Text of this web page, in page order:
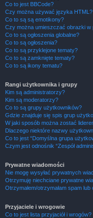
Co to jest BBCode?
Czy można używać języka HTML?
Co to są są emotikony?
Czy można umieszczać obrazki w
Co to są ogłoszenia globalne?
Co to są ogłoszenia?
Co to są przyklejone tematy?
Co to są zamknięte tematy?
Co to są ikony tematu?
Rangi użytkownika i grupy
Kim są administratorzy?
Kim są moderatorzy?
Co to są grupy użytkowników?
Gdzie znajduje się spis grup
W jaki sposób można zostać
Dlaczego niektóre nazwy
Co to jest “Domyślna grupa
Czym jest odnośnik “Zespół
Prywatne wiadomości
Nie mogę wysyłać prywatnych
Otrzymuję niechciane prywatne
Otrzymałem/otrzymałam spam
Przyjaciele i wrogowie
Co to jest lista przyjaciół i wrogów?